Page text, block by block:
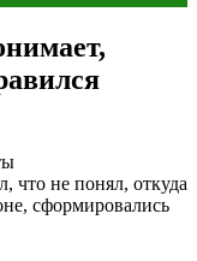
что не понял, откуда
сформировались